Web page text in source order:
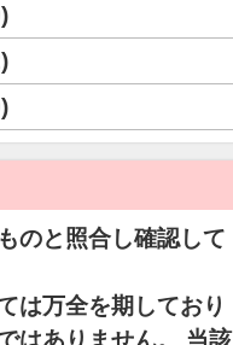
のと照合し確認して
は万全を期しており
はありません。 当該